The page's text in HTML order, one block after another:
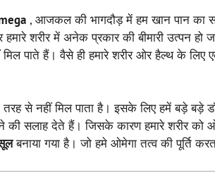
, आजकल की भागदौड़ में हम खान पान का
शरीर में अनेक प्रकार की बीमारी उत्पन
पाते हैं। वैसे ही हमारे शरीर ओर हैल्थ के लिए
से नहीं मिल पाता है। इसके लिए हमें बड़े बड़े
की सलाह देते हैं। जिसके कारण हमारे शरीर को
बनाया गया है। जो हमे ओमेगा तत्व की पूर्ति